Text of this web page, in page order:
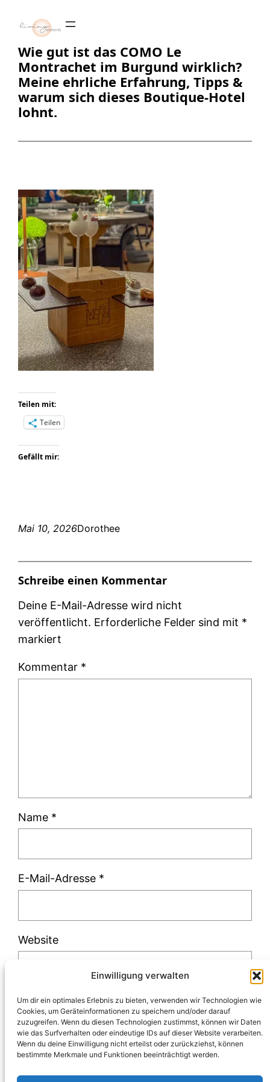
Einwilligung verwalten
Um dir ein optimales Erlebnis zu bieten, verwenden wir Technologien wie
Cookies, um Geräteinformationen zu speichern und/oder darauf
zuzugreifen. Wenn du diesen Technologien zustimmst, können wir Daten
wie das Surfverhalten oder eindeutige IDs auf dieser Website verarbeiten.
Wenn du deine Einwilligung nicht erteilst oder zurückziehst, können
bestimmte Merkmale und Funktionen beeinträchtigt werden.
Inhalt
springen
Wie gut ist das COMO Le
Montrachet im Burgund wirklich?
Meine ehrliche Erfahrung, Tipps &
warum sich dieses Boutique-Hotel
lohnt.
Teilen mit:
Teilen
Gefällt mir:
Mai 10, 2026Dorothee
Schreibe einen Kommentar
Deine E-Mail-Adresse wird nicht
veröffentlicht. Erforderliche Felder sind mit *
markiert
Kommentar *
Name *
E-Mail-Adresse *
Website
Diese Website verwendet Akismet, um Spam
zu reduzieren.Erfahre, wie deine
Kommentardaten verarbeitet werden.